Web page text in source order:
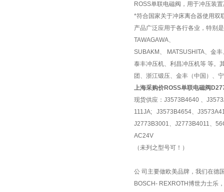
ROSS单联电磁阀，用于冲压装
*符合国家关于冲床离合器使用
产品广泛应用于各行各业，特别
TAWAGAWA、
SUBAKM、 MATSUSHITA、金
泰丰冲压机、利昌冲压机等 等。
团、浙江锻压、金丰（中国）、
上海采购价ROSS单联电磁阀
现货供应：J3573B4640 、
111JA; J3573B4654、
J2773B3001、J2773B4011、
AC24V
（未列之型号可！）
公 司主要做欧美品牌，我们在德
BOSCH- REXROTH博世力士乐